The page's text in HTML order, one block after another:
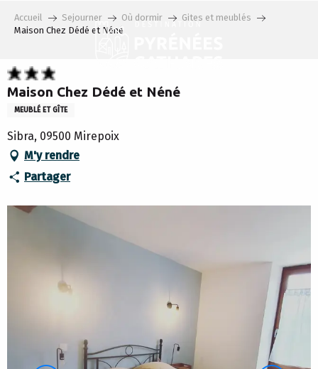
Accueil Sejourner Où dormir
Gites et meublés
Maison Chez Dédé et Néné
Maison Chez Dédé et Néné
MEUBLÉ ET GÎTE
Sibra, 09500 Mirepoix
M'y rendre
Partager